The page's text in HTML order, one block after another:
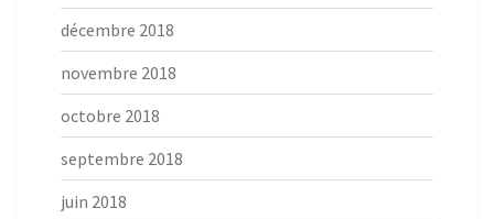
décembre 2018
novembre 2018
octobre 2018
septembre 2018
juin 2018